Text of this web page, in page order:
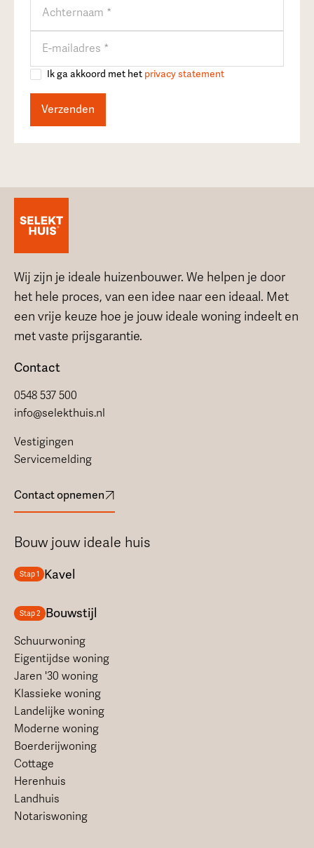
Ik ga akkoord met het privacy statement
Wij zijn je ideale huizenbouwer. We helpen je door
het hele proces, van een idee naar een ideaal. Met
een vrije keuze hoe je jouw ideale woning indeelt en
met vaste prijsgarantie.
Contact
0548 537 500
info@selekthuis.nl
Vestigingen
Servicemelding
Contact opnemen
Bouw jouw ideale huis
Stap 1 Kavel
Stap 2 Bouwstijl
Schuurwoning
Eigentijdse woning
Jaren '30 woning
Klassieke woning
Landelijke woning
Moderne woning
Boerderijwoning
Cottage
Herenhuis
Landhuis
Notariswoning